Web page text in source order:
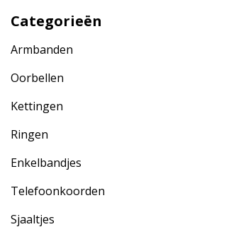
Categorieën
Armbanden
Oorbellen
Kettingen
Ringen
Enkelbandjes
Telefoonkoorden
Sjaaltjes